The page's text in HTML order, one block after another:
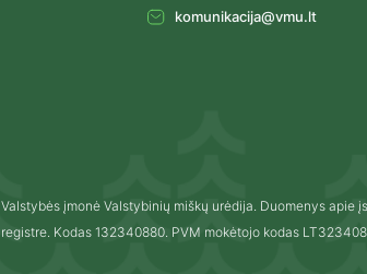
komunikacija@vmu.lt
Valstybės įmonė Valstybinių miškų urėdija. Duomenys apie
registre. Kodas 132340880. PVM mokėtojo kodas